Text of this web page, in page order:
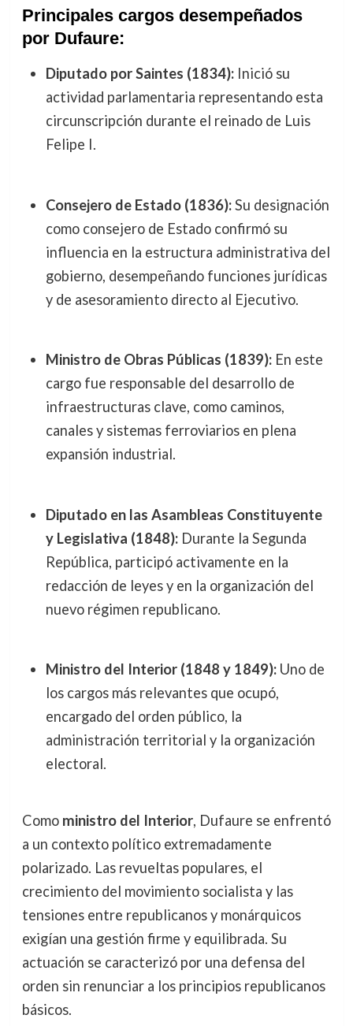
Principales cargos desempeñados
por Dufaure:
Diputado por Saintes (1834):Inició su
actividad parlamentaria representando esta
circunscripción durante el reinado de Luis
Felipe I.
Consejero de Estado (1836):Su designación
como consejero de Estado confirmó su
influencia en la estructura administrativa del
gobierno, desempeñando funciones jurídicas
y de asesoramiento directo al Ejecutivo.
Ministro de Obras Públicas (1839):En este
cargo fue responsable del desarrollo de
infraestructuras clave, como caminos,
canales y sistemas ferroviarios en plena
expansión industrial.
Diputado en las Asambleas Constituyente
y Legislativa (1848):Durante la Segunda
República, participó activamente en la
redacción de leyes y en la organización del
nuevo régimen republicano.
Ministro del Interior (1848 y 1849):Uno de
los cargos más relevantes que ocupó,
encargado del orden público, la
administración territorial y la organización
electoral.
Como ministro del Interior, Dufaure se enfrentó
a un contexto político extremadamente
polarizado. Las revueltas populares, el
crecimiento del movimiento socialista y las
tensiones entre republicanos y monárquicos
exigían una gestión firme y equilibrada. Su
actuación se caracterizó por una defensa del
orden sin renunciar a los principios republicanos
básicos.